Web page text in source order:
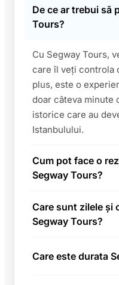
De ce ar trebui să
Tours?
Cu Segway Tours,
care îl veți controla
plus, este o
doar câteva minute
istorice care au
Istanbulului.
Cum pot face o
Segway Tours?
Care sunt zilele și
Segway Tours?
Care este durata